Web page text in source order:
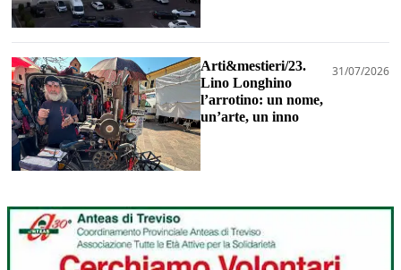
Arti&mestieri/23.
Lino Longhino
l’arrotino: un nome,
un’arte, un inno
31/07/2026